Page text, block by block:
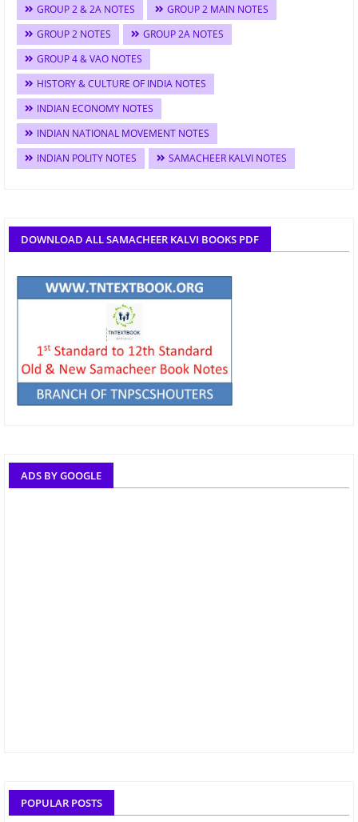
GROUP 2 & 2A NOTES
GROUP 2 MAIN NOTES
GROUP 2 NOTES
GROUP 2A NOTES
GROUP 4 & VAO NOTES
HISTORY & CULTURE OF INDIA NOTES
INDIAN ECONOMY NOTES
INDIAN NATIONAL MOVEMENT NOTES
INDIAN POLITY NOTES
SAMACHEER KALVI NOTES
DOWNLOAD ALL SAMACHEER KALVI BOOKS PDF
ADS BY GOOGLE
POPULAR POSTS